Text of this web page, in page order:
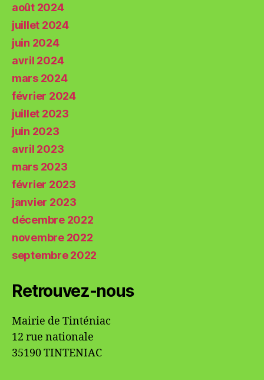
août 2024
juillet 2024
juin 2024
avril 2024
mars 2024
février 2024
juillet 2023
juin 2023
avril 2023
mars 2023
février 2023
janvier 2023
décembre 2022
novembre 2022
septembre 2022
Retrouvez-nous
Mairie de Tinténiac
12 rue nationale
35190 TINTENIAC